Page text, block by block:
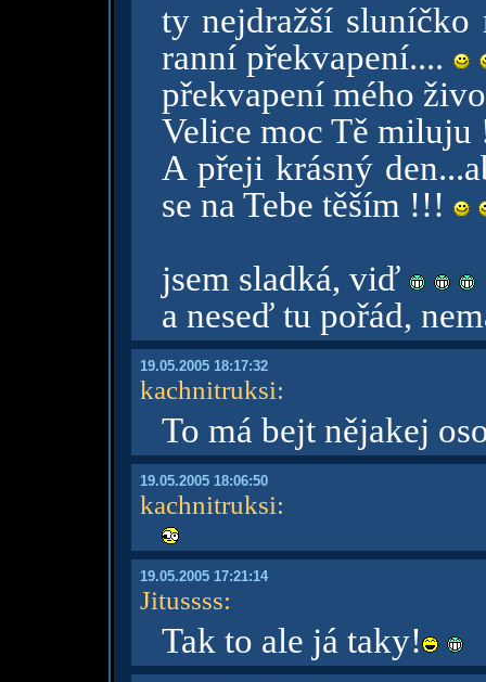
ty nejdražší sluníčko
ranní překvapení....
překvapení mého
Velice moc Tě
A přeji krásný
se na Tebe těším !!!
jsem sladká, viď
a neseď tu pořád,
19.05.2005 18:17:32
kachnitruksi:
To má bejt nějakej
19.05.2005 18:06:50
kachnitruksi:
19.05.2005 17:21:14
Jitussss:
Tak to ale já taky!